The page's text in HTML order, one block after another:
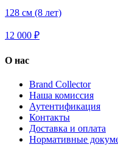
128 см (8 лет)
12 000 ₽
О нас
Brand Collector
Наша комиссия
Аутентификация
Контакты
Доставка и оплата
Нормативные